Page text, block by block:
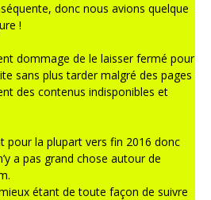
donc nous avions quelque
!
dommage de le laisser fermé pour
sans plus tarder malgré des pages
des contenus indisponibles et
pour la plupart vers fin 2016 donc
a pas grand chose autour de
étant de toute façon de suivre